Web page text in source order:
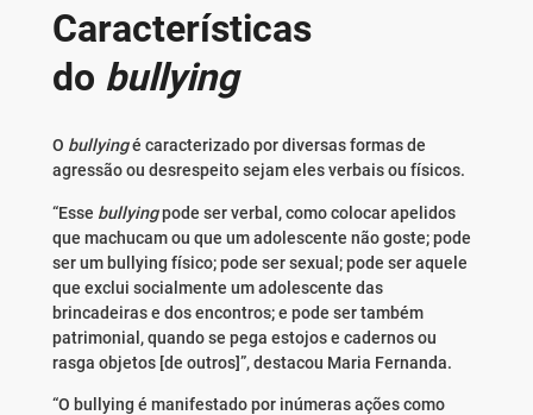
Características
do bullying
O bullyingé caracterizado por diversas formas de
agressão ou desrespeito sejam eles verbais ou físicos.
“Esse bullyingpode ser verbal, como colocar apelidos
que machucam ou que um adolescente não goste; pode
ser um bullying físico; pode ser sexual; pode ser aquele
que exclui socialmente um adolescente das
brincadeiras e dos encontros; e pode ser também
patrimonial, quando se pega estojos e cadernos ou
rasga objetos [de outros]”, destacou Maria Fernanda.
“O bullying é manifestado por inúmeras ações como